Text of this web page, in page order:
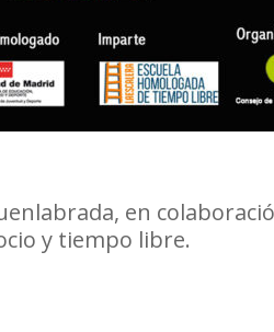
en
y tiempo libre.